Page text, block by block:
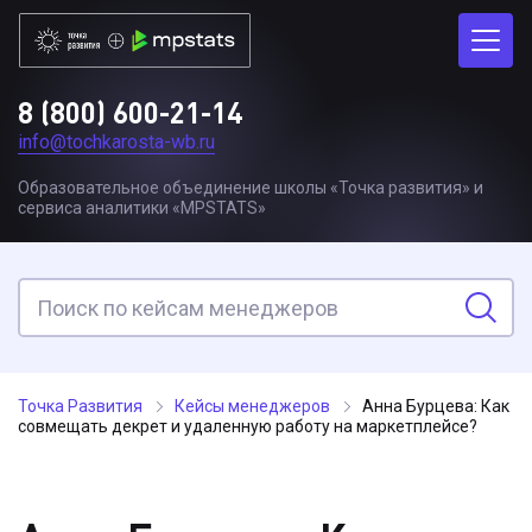
Образовательное объединение школы «Точка развития» и
сервиса аналитики «MPSTATS»
8 (800) 600-21-14
info@tochkarosta-wb.ru
Точка Развития Кейсы менеджеров
Анна Бурцева: Как
совмещать декрет и удаленную работу на маркетплейсе?